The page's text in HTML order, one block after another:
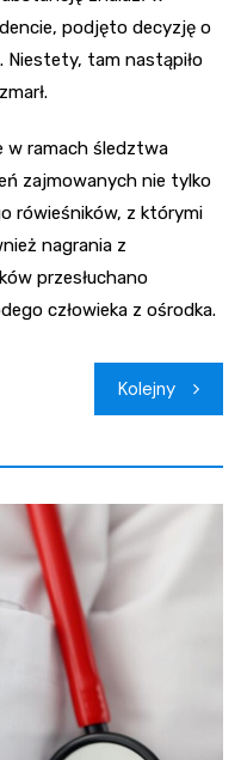
podjęto decyzję o
Niestety, tam nastąpiło
w ramach śledztwa
zajmowanych nie tylko
rówieśników, z którymi
nagrania z
przesłuchano
człowieka z ośrodka.
Kolejny